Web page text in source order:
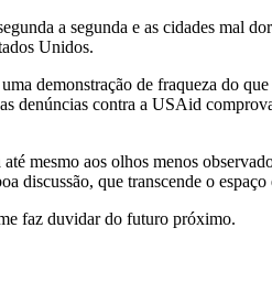
a segunda e as cidades mal
Unidos.
demonstração de fraqueza do
denúncias contra a USAid
mesmo aos olhos menos
discussão, que transcende o
faz duvidar do futuro próximo.